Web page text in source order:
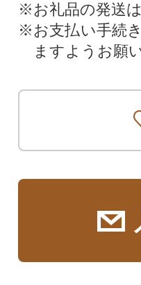
※お礼品の発送
※お支払い手続
ますようお願